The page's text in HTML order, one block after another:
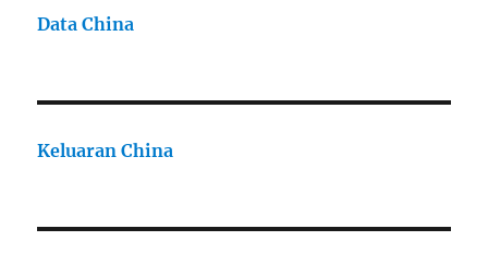
Data China
Keluaran China